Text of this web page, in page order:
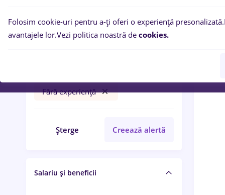
Filtre
Fără experiență
Șterge Creează alertă
Salariu și beneficii
0
Folosim cookie-uri pentru a-ți oferi o experiență presonalizată.
avantajele lor.Vezi politica noastră de cookies.